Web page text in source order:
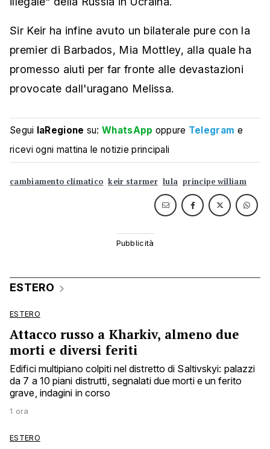
Sir Keir ha infine avuto un bilaterale pure con la
premier di Barbados, Mia Mottley, alla quale ha
promesso aiuti per far fronte alle devastazioni
provocate dall'uragano Melissa.
Segui laRegione su:WhatsApp oppure Telegram e
ricevi ogni mattina le notizie principali
cambiamento climatico keir starmer lula principe william
ESTERO
ESTERO
Attacco russo a Kharkiv, almeno due
morti e diversi feriti
Edifici multipiano colpiti nel distretto di Saltivskyi: palazzi
da 7 a 10 piani distrutti, segnalati due morti e un ferito
grave, indagini in corso
1 ora
ESTERO